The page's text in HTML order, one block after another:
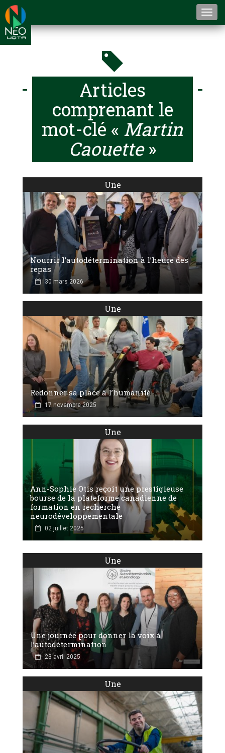
Articles
comprenant le
mot-clé « Martin
Caouette»
Une
Nourrir l’autodétermination à l’heure des
repas
30 mars 2026
Une
Redonner sa place à l’humanité
17 novembre 2025
Une
Ann-Sophie Otis reçoit une prestigieuse
bourse de la plateforme canadienne de
formation en recherche
neurodéveloppementale
02 juillet 2025
Une
Une journée pour donner la voix à
l’autodétermination
23 avril 2025
Une